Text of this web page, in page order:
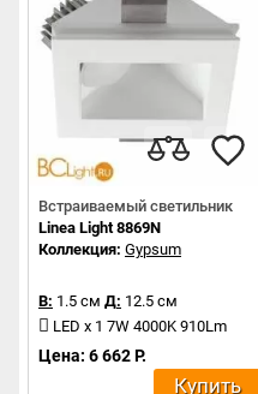
Встраиваемый светильник
Linea Light 8869N
Коллекция: Gypsum
В: 1.5 см Д: 12.5 см
LED x 1 7W 4000K 910Lm
Цена: 6 662 Р.
Купить